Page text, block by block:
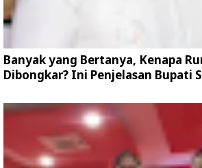
Banyak yang Bertanya, Kenapa
Dibongkar? Ini Penjelasan Bupati